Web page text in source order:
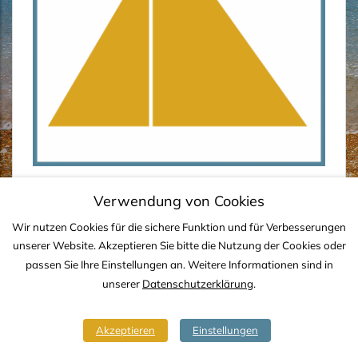
IMPRESSUM DATENSCHUTZ KONTAKT
Copyright © 2020-2026 TJS YACHTING
Verwendung von Cookies
Wir nutzen Cookies für die sichere Funktion und für Verbesserungen
unserer Website. Akzeptieren Sie bitte die Nutzung der Cookies oder
passen Sie Ihre Einstellungen an. Weitere Informationen sind in
unserer Datenschutzerklärung.
Akzeptieren Einstellungen